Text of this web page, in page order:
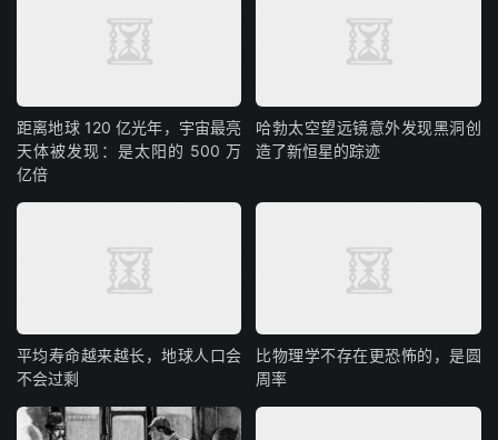
距离地球 120 亿光年，宇宙最亮
天体被发现：是太阳的 500 万
亿倍
哈勃太空望远镜意外发现黑洞创
造了新恒星的踪迹
平均寿命越来越长，地球人口会
不会过剩
比物理学不存在更恐怖的，是圆
周率